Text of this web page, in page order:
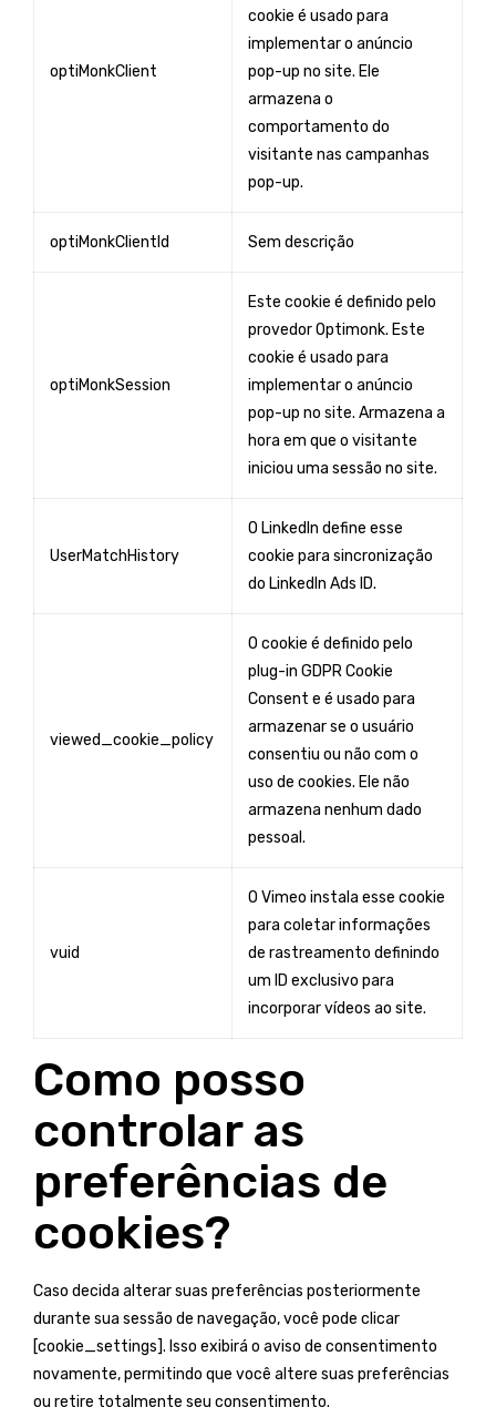
optiMonkClient
cookie é usado para
implementar o anúncio
pop-up no site. Ele
armazena o
comportamento do
visitante nas campanhas
pop-up.
optiMonkClientId Sem descrição
optiMonkSession
Este cookie é definido pelo
provedor Optimonk. Este
cookie é usado para
implementar o anúncio
pop-up no site. Armazena a
hora em que o visitante
iniciou uma sessão no site.
UserMatchHistory
O LinkedIn define esse
cookie para sincronização
do LinkedIn Ads ID.
viewed_cookie_policy
O cookie é definido pelo
plug-in GDPR Cookie
Consent e é usado para
armazenar se o usuário
consentiu ou não com o
uso de cookies. Ele não
armazena nenhum dado
pessoal.
vuid
O Vimeo instala esse cookie
para coletar informações
de rastreamento definindo
um ID exclusivo para
incorporar vídeos ao site.
Como posso
controlar as
preferências de
cookies?
Caso decida alterar suas preferências posteriormente
durante sua sessão de navegação, você pode clicar
[cookie_settings]. Isso exibirá o aviso de consentimento
novamente, permitindo que você altere suas preferências
ou retire totalmente seu consentimento.